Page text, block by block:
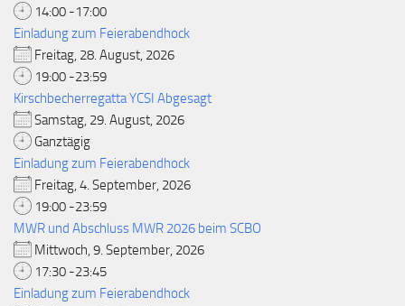
14:00 -17:00
Einladung zum Feierabendhock
Freitag, 28. August, 2026
19:00 -23:59
Kirschbecherregatta YCSI Abgesagt
Samstag, 29. August, 2026
Ganztägig
Einladung zum Feierabendhock
Freitag, 4. September, 2026
19:00 -23:59
MWR und Abschluss MWR 2026 beim SCBO
Mittwoch, 9. September, 2026
17:30 -23:45
Einladung zum Feierabendhock